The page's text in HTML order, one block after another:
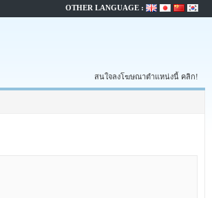
สนใจลงโฆษณาตำแหน่งนี้ คลิก!
OTHER LANGUAGE :